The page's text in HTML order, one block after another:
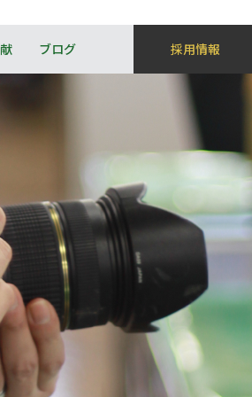
ブログ 採用情報